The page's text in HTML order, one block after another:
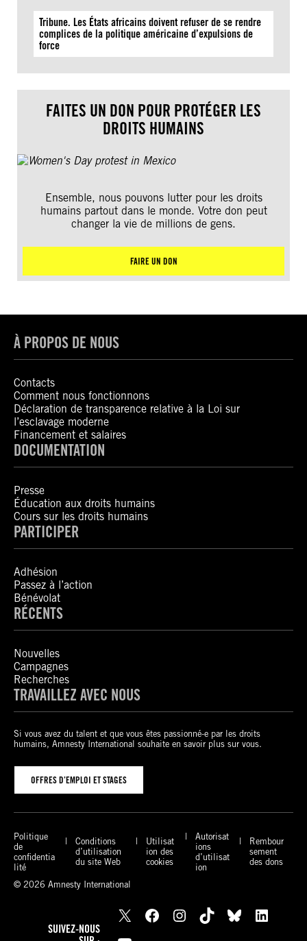
Tribune. Les États africains doivent refuser de se rendre
complices de la politique américaine d’expulsions de
force
FAITES UN DON POUR PROTÉGER LES
DROITS HUMAINS
Ensemble, nous pouvons lutter pour les droits
humains partout dans le monde. Votre don peut
changer la vie de millions de gens.
FAIRE UN DON
À PROPOS DE NOUS
Contacts
Comment nous fonctionnons
Déclaration de transparence relative à la Loi sur
l’esclavage moderne
Financement et salaires
DOCUMENTATION
Presse
Éducation aux droits humains
Cours sur les droits humains
PARTICIPER
Adhésion
Passez à l’action
Bénévolat
RÉCENTS
Nouvelles
Campagnes
Recherches
TRAVAILLEZ AVEC NOUS
Si vous avez du talent et que vous êtes passionné-e par les droits
humains, Amnesty International souhaite en savoir plus sur vous.
OFFRES D’EMPLOI ET STAGES
Politique
de
confidentia
lité
Conditions
d’utilisation
du site Web
Utilisat
ion des
cookies
Autorisat
ions
d’utilisat
ion
Rembour
sement
des dons
© 2026 Amnesty International
SUIVEZ-NOUS
X Facebook Instagram TikTok Bluesky
LinkedIn